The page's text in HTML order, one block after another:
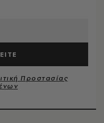
Προστασίας